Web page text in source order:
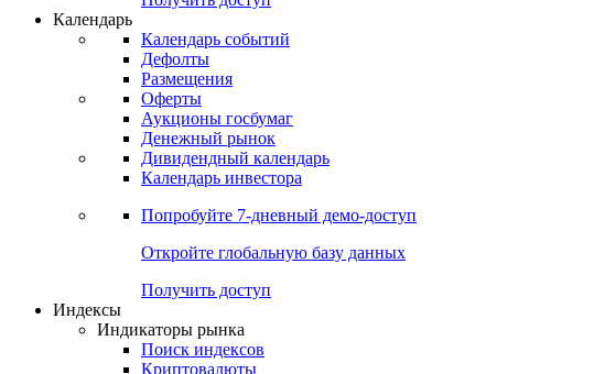
Откройте глобальную базу данных
Получить доступ
Календарь
Календарь событий
Дефолты
Размещения
Оферты
Аукционы госбумаг
Денежный рынок
Дивидендный календарь
Календарь инвестора
Попробуйте7-дневный
Получить доступ